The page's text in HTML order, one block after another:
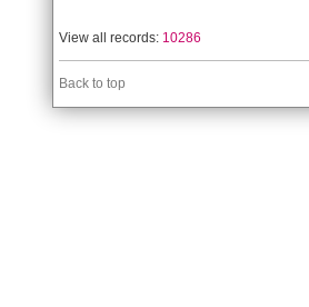
View all records: 10286
Back to top